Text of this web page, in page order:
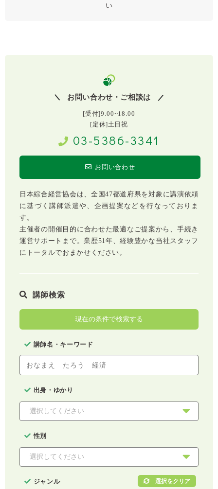
い
お問い合わせ・ご相談は
[受付]9:00~18:00
[定休]土日祝
03-5386-3341
お問い合わせ
日本綜合経営協会は、全国47都道府県を対象に講演依頼
に基づく講師派遣や、企画提案などを行なっておりま
す。
主催者の開催目的に合わせた最適なご提案から、手続き
運営サポートまで。業歴51年、経験豊かな当社スタッフ
にトータルでおまかせください。
講師検索
現在の条件で検索する
講師名・キーワード
出身・ゆかり
性別
ジャンル